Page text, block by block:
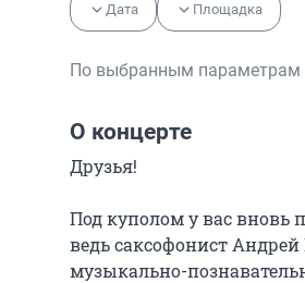
Дата Площадка
По выбранным параметрам
О концерте
Друзья!
Под куполом у вас вновь
ведь саксофонист
музыкально-